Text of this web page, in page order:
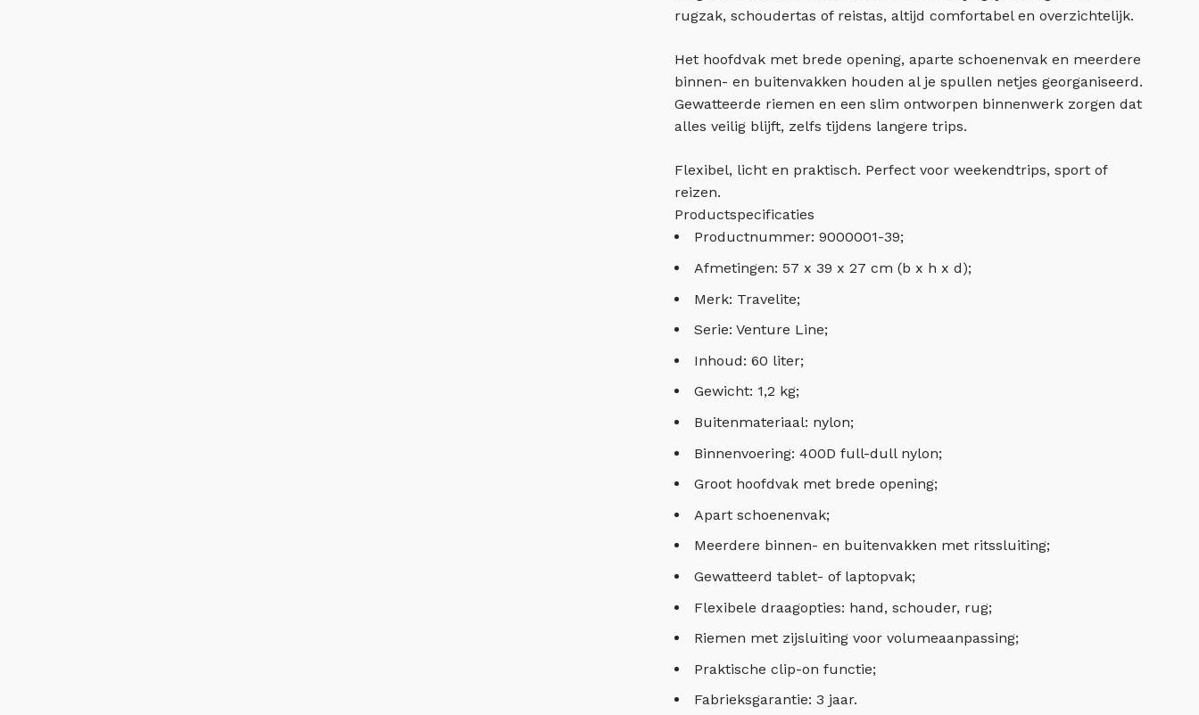
rugzak, schoudertas of reistas, altijd comfortabel en overzichtelijk.
Het hoofdvak met brede opening, aparte schoenenvak en meerdere
binnen- en buitenvakken houden al je spullen netjes georganiseerd.
Gewatteerde riemen en een slim ontworpen binnenwerk zorgen dat
alles veilig blijft, zelfs tijdens langere trips.
Flexibel, licht en praktisch. Perfect voor weekendtrips, sport of
reizen.
Productspecificaties
Productnummer: 9000001-39;
Afmetingen: 57 x 39 x 27 cm (b x h x d);
Merk: Travelite;
Serie: Venture Line;
Inhoud: 60 liter;
Gewicht: 1,2 kg;
Buitenmateriaal: nylon;
Binnenvoering: 400D full-dull nylon;
Groot hoofdvak met brede opening;
Apart schoenenvak;
Meerdere binnen- en buitenvakken met ritssluiting;
Gewatteerd tablet- of laptopvak;
Flexibele draagopties: hand, schouder, rug;
Riemen met zijsluiting voor volumeaanpassing;
Praktische clip-on functie;
Fabrieksgarantie: 3 jaar.